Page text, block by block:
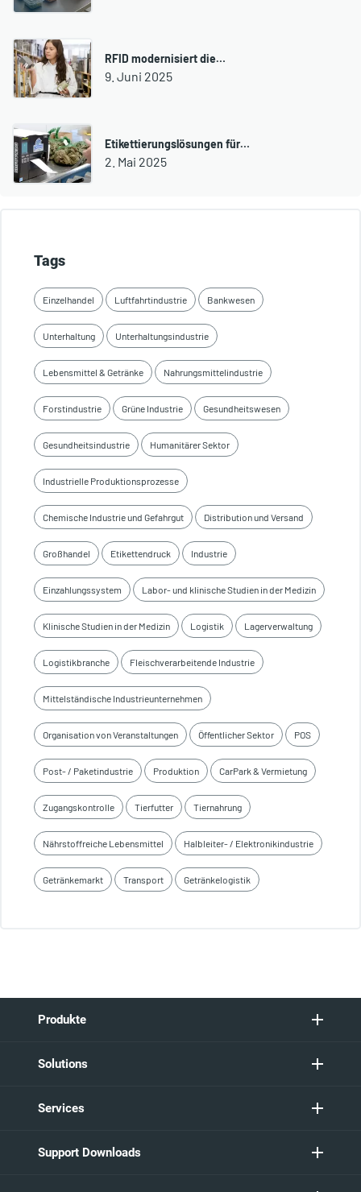
RFID modernisiert die…
9. Juni 2025
Etikettierungslösungen für…
2. Mai 2025
Tags
Einzelhandel Luftfahrtindustrie Bankwesen
Unterhaltung Unterhaltungsindustrie
Lebensmittel & Getränke Nahrungsmittelindustrie
Forstindustrie Grüne Industrie Gesundheitswesen
Gesundheitsindustrie Humanitärer Sektor
Industrielle Produktionsprozesse
Chemische Industrie und Gefahrgut Distribution und Versand
Großhandel Etikettendruck Industrie
Einzahlungssystem Labor- und klinische Studien in der Medizin
Klinische Studien in der Medizin Logistik Lagerverwaltung
Logistikbranche Fleischverarbeitende Industrie
Mittelständische Industrieunternehmen
Organisation von Veranstaltungen Öffentlicher Sektor POS
Post- / Paketindustrie Produktion CarPark & Vermietung
Zugangskontrolle Tierfutter Tiernahrung
Nährstoffreiche Lebensmittel Halbleiter- / Elektronikindustrie
Getränkemarkt Transport Getränkelogistik
Produkte
Solutions
Services
Support Downloads